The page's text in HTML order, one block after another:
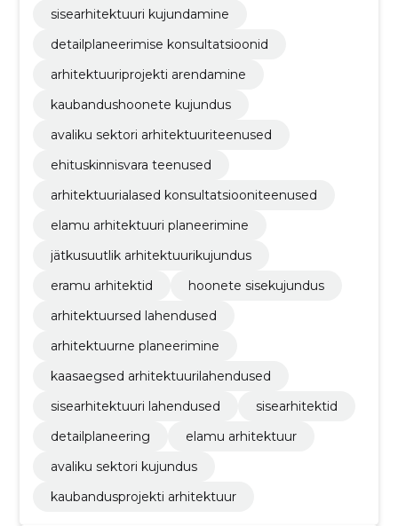
sisearhitektuuri kujundamine
detailplaneerimise konsultatsioonid
arhitektuuriprojekti arendamine
kaubandushoonete kujundus
avaliku sektori arhitektuuriteenused
ehituskinnisvara teenused
arhitektuurialased konsultatsiooniteenused
elamu arhitektuuri planeerimine
jätkusuutlik arhitektuurikujundus
eramu arhitektid
hoonete sisekujundus
arhitektuursed lahendused
arhitektuurne planeerimine
kaasaegsed arhitektuurilahendused
sisearhitektuuri lahendused
sisearhitektid
detailplaneering
elamu arhitektuur
avaliku sektori kujundus
kaubandusprojekti arhitektuur